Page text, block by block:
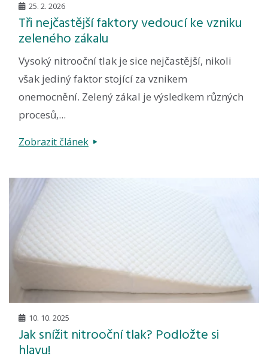
25. 2. 2026
Tři nejčastější faktory vedoucí ke vzniku
zeleného zákalu
Vysoký nitrooční tlak je sice nejčastější, nikoli
však jediný faktor stojící za vznikem
onemocnění. Zelený zákal je výsledkem různých
procesů,...
Zobrazit článek
10. 10. 2025
Jak snížit nitrooční tlak? Podložte si
hlavu!